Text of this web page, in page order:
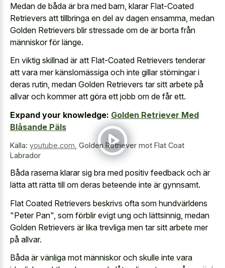
Medan de båda är bra med barn, klarar Flat-Coated
Retrievers att tillbringa en del av dagen ensamma, medan
Golden Retrievers blir stressade om de är borta från
människor för länge.
En viktig skillnad är att Flat-Coated Retrievers tenderar
att vara mer känslomässiga och inte gillar störningar i
deras rutin, medan Golden Retrievers tar sitt arbete på
allvar och kommer att göra ett jobb om de får ett.
Expand your knowledge: Golden Retriever Med
Blåsande Päls
Källa: youtube.com Golden Retriever mot Flat Coat
Labrador
Båda raserna klarar sig bra med positiv feedback och är
lätta att rätta till om deras beteende inte är gynnsamt.
Flat Coated Retrievers beskrivs ofta som hundvärldens
"Peter Pan", som förblir evigt ung och lättsinnig, medan
Golden Retrievers är lika trevliga men tar sitt arbete mer
på allvar.
Båda är vänliga mot människor och skulle inte vara